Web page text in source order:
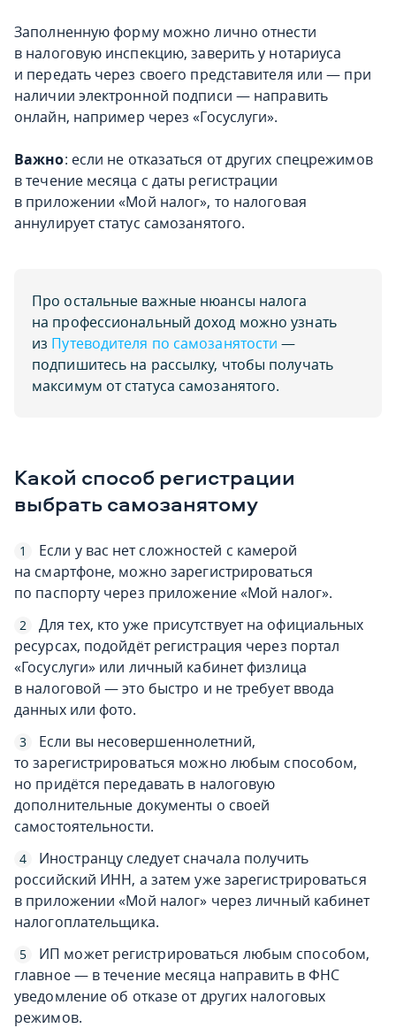
Заполненную форму можно лично отнести
в налоговую инспекцию, заверить у нотариуса
и передать через своего представителя или — при
наличии электронной подписи — направить
онлайн, например через «Госуслуги».
Важно: если не отказаться от других спецрежимов
в течение месяца с даты регистрации
в приложении «Мой налог», то налоговая
аннулирует статус самозанятого.
Про остальные важные нюансы налога
на профессиональный доход можно узнать
из Путеводителя по самозанятости —
подпишитесь на рассылку, чтобы получать
максимум от статуса самозанятого.
Какой способ регистрации
выбрать самозанятому
Если у вас нет сложностей с камерой
на смартфоне, можно зарегистрироваться
по паспорту через приложение «Мой налог».
Для тех, кто уже присутствует на официальных
ресурсах, подойдёт регистрация через портал
«Госуслуги» или личный кабинет физлица
в налоговой — это быстро и не требует ввода
данных или фото.
Если вы несовершеннолетний,
то зарегистрироваться можно любым способом,
но придётся передавать в налоговую
дополнительные документы о своей
самостоятельности.
Иностранцу следует сначала получить
российский ИНН, а затем уже зарегистрироваться
в приложении «Мой налог» через личный кабинет
налогоплательщика.
ИП может регистрироваться любым способом,
главное — в течение месяца направить в ФНС
уведомление об отказе от других налоговых
режимов.